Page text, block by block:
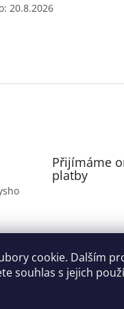
cookie. Dalším
souhlas s jejich
20.8.2026
Přijímáme
platby